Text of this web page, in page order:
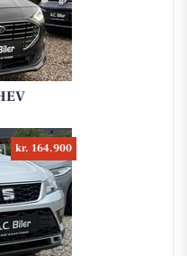
kr. 164.900